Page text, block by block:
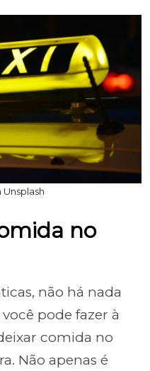
no
não há nada
pode fazer à
comida no
Não apenas é